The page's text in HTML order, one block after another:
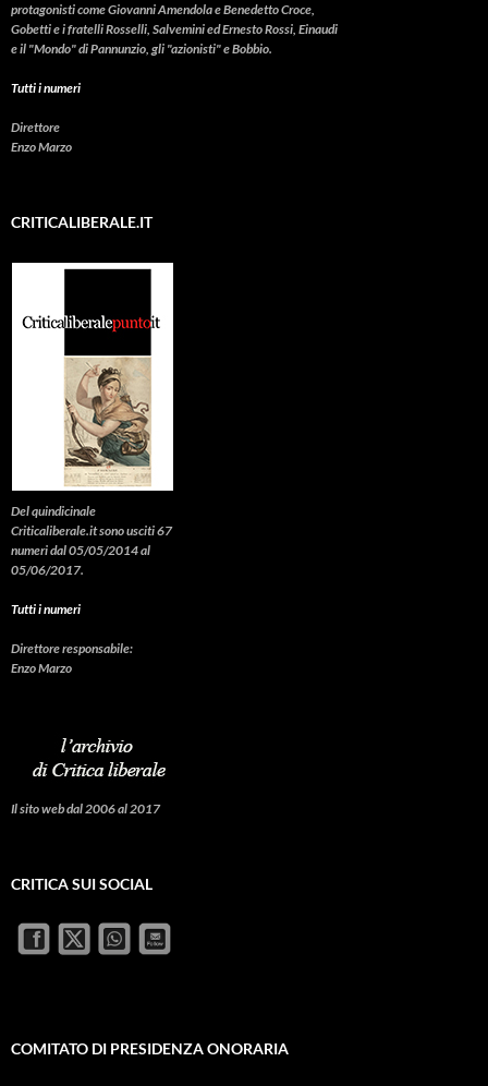
protagonisti come Giovanni Amendola e Benedetto Croce,
Gobetti e i fratelli Rosselli, Salvemini ed Ernesto Rossi, Einaudi
e il "Mondo" di Pannunzio, gli "azionisti" e Bobbio.
Tutti i numeri
Direttore
Enzo Marzo
CRITICALIBERALE.IT
Del quindicinale
Criticaliberale.it sono usciti 67
numeri dal 05/05/2014 al
05/06/2017.
Tutti i numeri
Direttore responsabile:
Enzo Marzo
Il sito web dal 2006 al 2017
CRITICA SUI SOCIAL
COMITATO DI PRESIDENZA ONORARIA